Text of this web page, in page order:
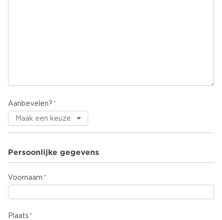
Aanbevelen?
Persoonlijke gegevens
Voornaam
Plaats